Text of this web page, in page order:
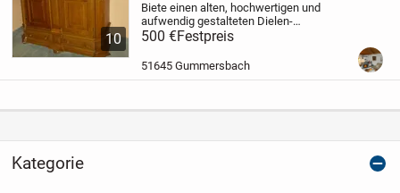
10
Biete einen alten, hochwertigen und
aufwendig gestalteten Dielen-
Eichenschrank aus massivem Holz.
Schrank ist 2-türig und hat 2 Schubladen.
Die linke Seite hat 3 Einlegeböden, die
500 €Festpreis
51645 Gummersbach
Kategorie